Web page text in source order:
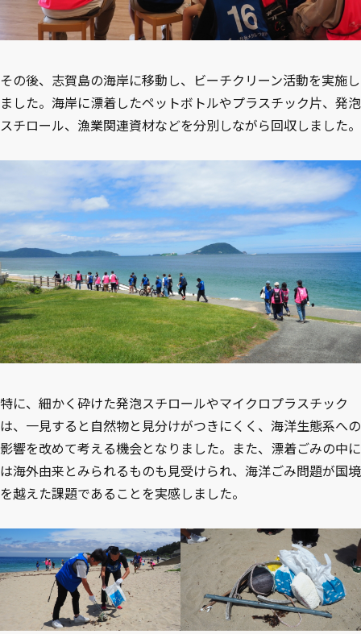
その後、志賀島の海岸に移動し、ビーチクリーン活動を実施し
ました。海岸に漂着したペットボトルやプラスチック片、発泡
スチロール、漁業関連資材などを分別しながら回収しました。
特に、細かく砕けた発泡スチロールやマイクロプラスチック
は、一見すると自然物と見分けがつきにくく、海洋生態系への
影響を改めて考える機会となりました。また、漂着ごみの中に
は海外由来とみられるものも見受けられ、海洋ごみ問題が国境
を越えた課題であることを実感しました。